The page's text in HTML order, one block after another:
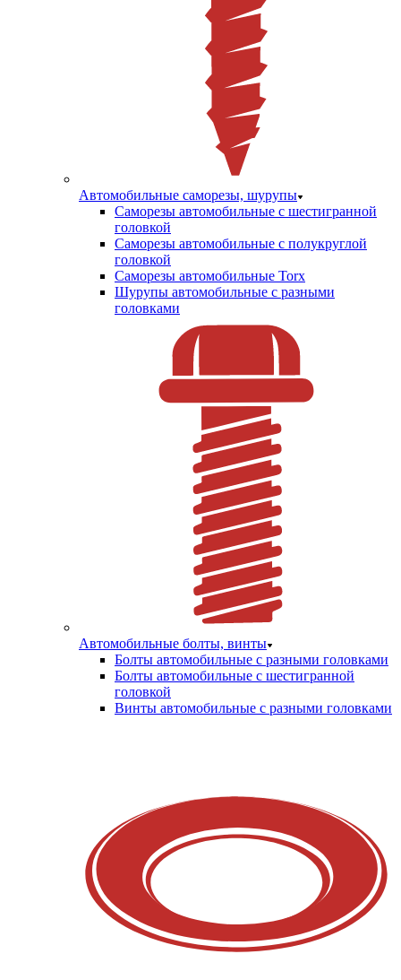
Автомобильные саморезы, шурупы
Саморезы автомобильные с шестигранной
головкой
Саморезы автомобильные с полукруглой
головкой
Саморезы автомобильные Torx
Шурупы автомобильные с разными
головками
Автомобильные болты, винты
Болты автомобильные с разными головками
Болты автомобильные с шестигранной
головкой
Винты автомобильные с разными головками